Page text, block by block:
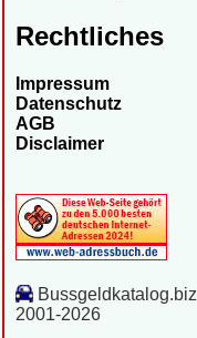
Rechtliches
Impressum
Datenschutz
AGB
Disclaimer
Bussgeldkatalog.biz
2001-2026